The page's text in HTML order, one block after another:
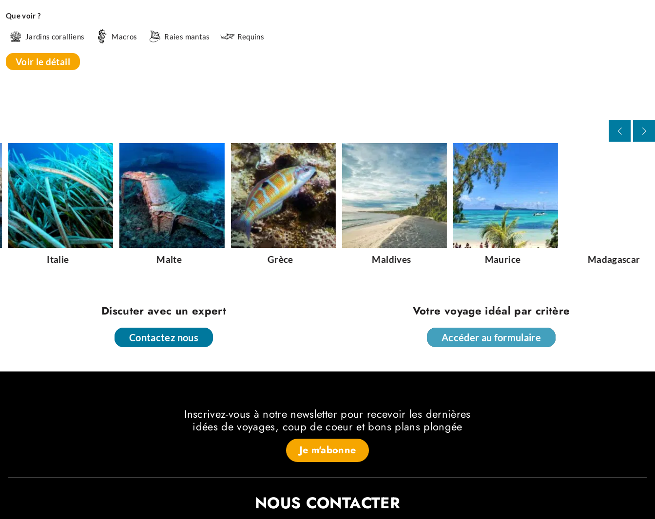
Que voir ?
Jardins coralliens Macros Raies mantas Requins
Voir le détail
Italie Malte Grèce Maldives Maurice Madagascar
Discuter avec un expert
Contactez nous
Votre voyage idéal par critère
Accéder au formulaire
Inscrivez-vous à notre newsletter pour recevoir les dernières
idées de voyages, coup de coeur et bons plans plongée
Je m'abonne
NOUS CONTACTER